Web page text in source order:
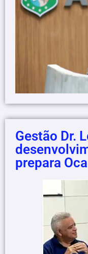
Gestão Dr.
prepara